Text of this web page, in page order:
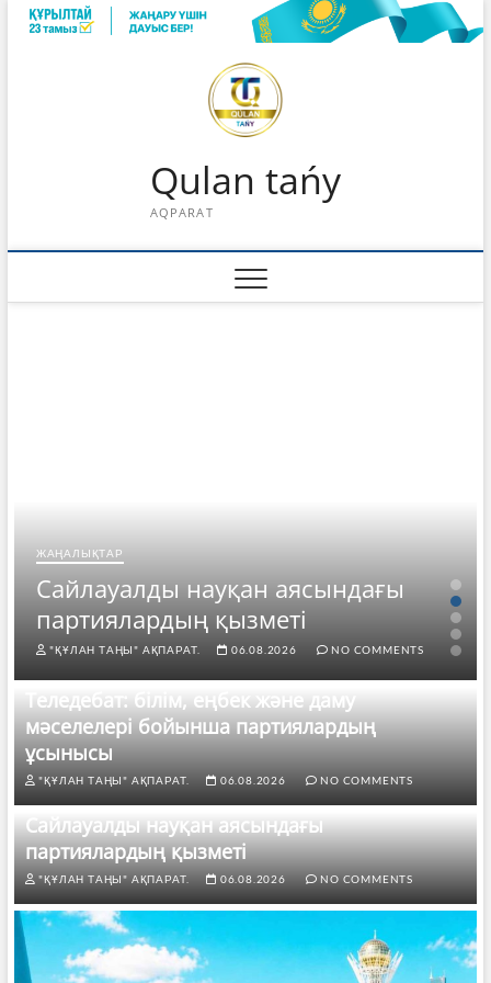
Skip
Qulan tańy
AQPARAT
Экология, медицина және өндіріс:
өңірлерде партияларды қандай
тақырыптар тоғыстырды?
"ҚҰЛАН ТАҢЫ" АҚПАРАТ. 05.08.2026 NO COMMENTS
Теледебат: білім, еңбек және даму
мәселелері бойынша партиялардың
ұсынысы
"ҚҰЛАН ТАҢЫ" АҚПАРАТ. 06.08.2026 NO COMMENTS
Сайлауалды науқан аясындағы
партиялардың қызметі
"ҚҰЛАН ТАҢЫ" АҚПАРАТ. 06.08.2026 NO COMMENTS